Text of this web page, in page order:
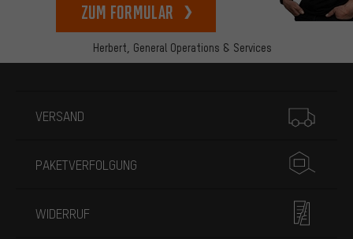
Herbert, General Operations & Services
zum Formular
VERSAND
PAKETVERFOLGUNG
WIDERRUF